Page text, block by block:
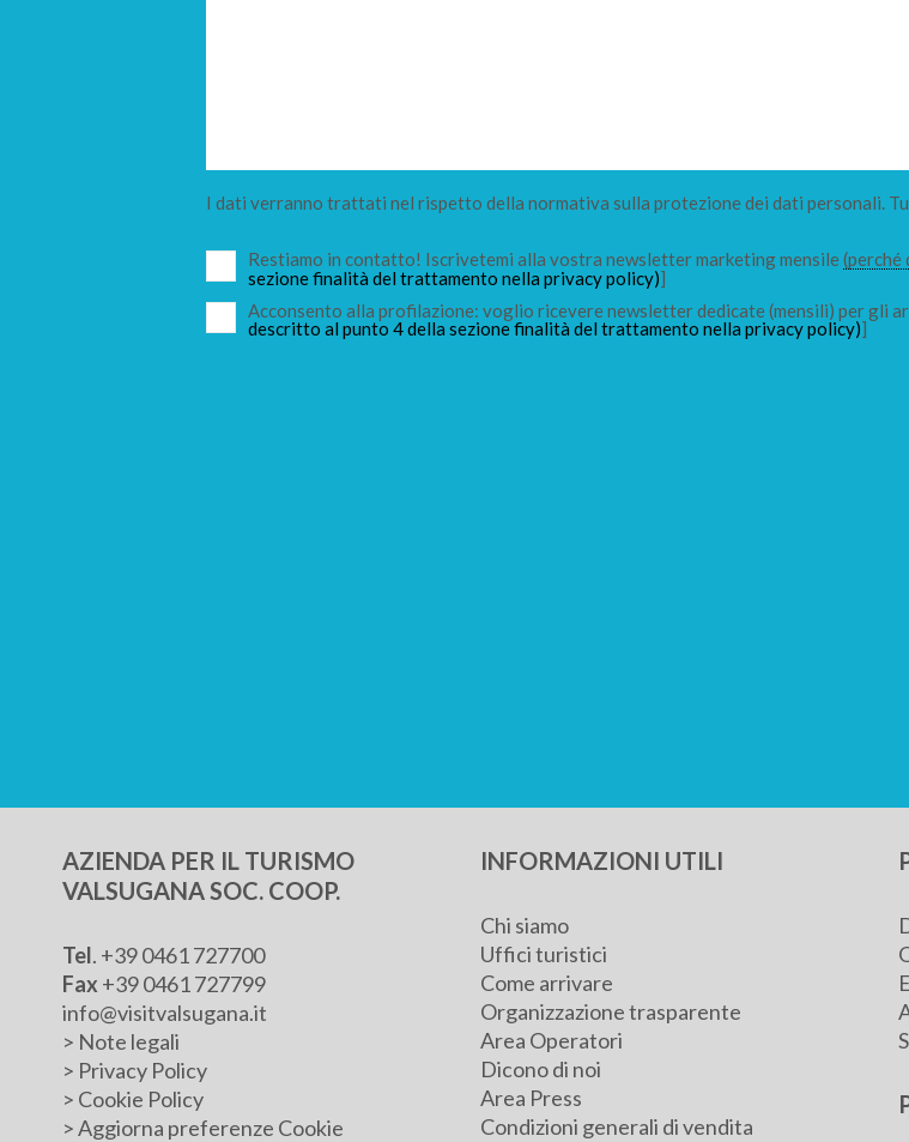
I dati verranno trattati nel rispetto della normativa sulla protezione dei dati personali.
Restiamo in contatto! Iscrivetemi alla vostra newsletter marketing mensile (perché
sezione finalità del trattamento nella privacy policy)]
Acconsento alla profilazione: voglio ricevere newsletter dedicate (mensili) per gli
descritto al punto 4 della sezione finalità del trattamento nella privacy policy)]
AZIENDA PER IL TURISMO
VALSUGANA SOC. COOP.
Tel. +39 0461 727700
Fax +39 0461 727799
info@visitvalsugana.it
> Note legali
> Privacy Policy
> Cookie Policy
>Aggiorna preferenze Cookie
INFORMAZIONI UTILI
Chi siamo
Uffici turistici
Come arrivare
Organizzazione trasparente
Area Operatori
Dicono di noi
Area Press
Condizioni generali di vendita